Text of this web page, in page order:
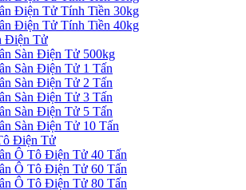
Điện Tử Tính Tiền 30kg
Điện Tử Tính Tiền 40kg
Điện Tử
Sàn Điện Tử 500kg
Sàn Điện Tử 1 Tấn
Sàn Điện Tử 2 Tấn
Sàn Điện Tử 3 Tấn
Sàn Điện Tử 5 Tấn
Sàn Điện Tử 10 Tấn
Điện Tử
Ô Tô Điện Tử 40 Tấn
Ô Tô Điện Tử 60 Tấn
Ô Tô Điện Tử 80 Tấn